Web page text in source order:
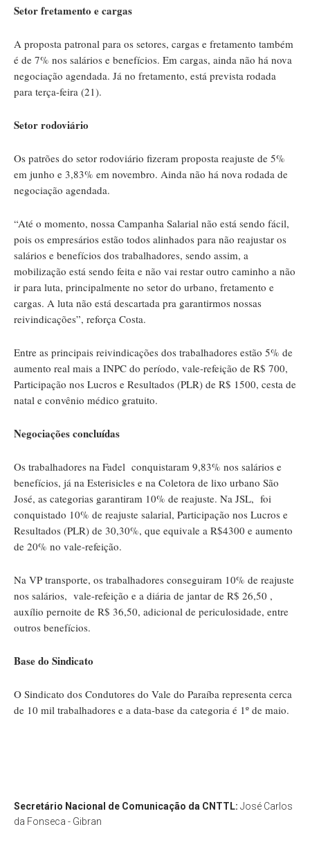
Setor fretamento e cargas
A proposta patronal para os setores, cargas e fretamento também
é de 7% nos salários e benefícios. Em cargas, ainda não há nova
negociação agendada. Já no fretamento, está prevista rodada
para terça-feira (21).
Setor rodoviário
Os patrões do setor rodoviário fizeram proposta reajuste de 5%
em junho e 3,83% em novembro. Ainda não há nova rodada de
negociação agendada.
“Até o momento, nossa Campanha Salarial não está sendo fácil,
pois os empresários estão todos alinhados para não reajustar os
salários e benefícios dos trabalhadores, sendo assim, a
mobilização está sendo feita e não vai restar outro caminho a não
ir para luta, principalmente no setor do urbano, fretamento e
cargas. A luta não está descartada pra garantirmos nossas
reivindicações”, reforça Costa.
Entre as principais reivindicações dos trabalhadores estão 5% de
aumento real mais a INPC do período, vale-refeição de R$ 700,
Participação nos Lucros e Resultados (PLR) de R$ 1500, cesta de
natal e convênio médico gratuito.
Negociações concluídas
Os trabalhadores na Fadel conquistaram 9,83% nos salários e
benefícios, já na Esterisicles e na Coletora de lixo urbano São
José, as categorias garantiram 10% de reajuste. Na JSL, foi
conquistado 10% de reajuste salarial, Participação nos Lucros e
Resultados (PLR) de 30,30%, que equivale a R$4300 e aumento
de 20% no vale-refeição.
Na VP transporte, os trabalhadores conseguiram 10% de reajuste
nos salários, vale-refeição e a diária de jantar de R$ 26,50 ,
auxílio pernoite de R$ 36,50, adicional de periculosidade, entre
outros benefícios.
Base do Sindicato
O Sindicato dos Condutores do Vale do Paraíba representa cerca
de 10 mil trabalhadores e a data-base da categoria é 1º de maio.
Secretário Nacional de Comunicação da CNTTL: José Carlos
da Fonseca - Gibran